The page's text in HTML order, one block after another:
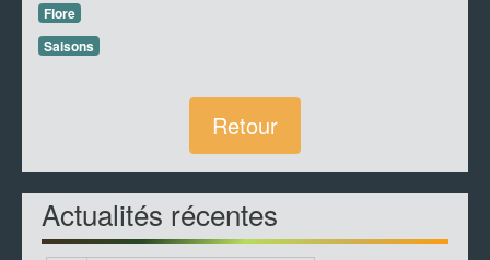
Flore
Saisons
Retour
Actualités récentes